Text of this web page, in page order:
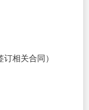
相关合同）